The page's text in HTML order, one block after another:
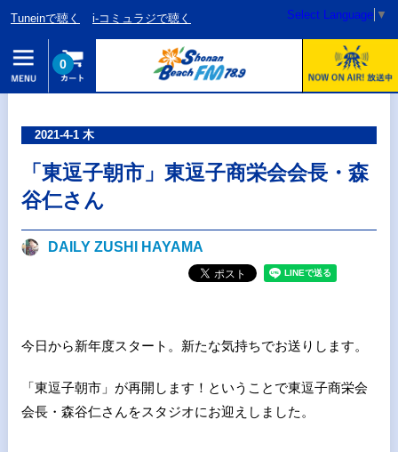
Tuneinで聴く i-コミュラジで聴く Select Language ▼
0
2021-4-1 木
「東逗子朝市」東逗子商栄会会長・森
谷仁さん
DAILY ZUSHI HAYAMA
今日から新年度スタート。新たな気持ちでお送りします。
「東逗子朝市」が再開します！ということで東逗子商栄会
会長・森谷仁さんをスタジオにお迎えしました。